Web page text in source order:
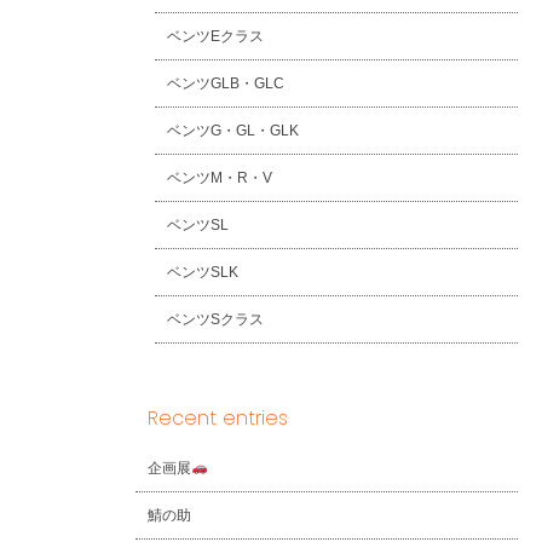
ベンツEクラス
ベンツGLB・GLC
ベンツG・GL・GLK
ベンツM・R・V
ベンツSL
ベンツSLK
ベンツSクラス
Recent entries
企画展
鯖の助